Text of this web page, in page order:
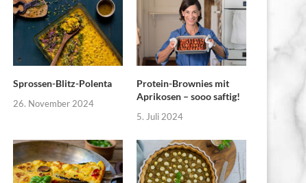
Sprossen-Blitz-Polenta
26. November 2024
Protein-Brownies mit
Aprikosen – sooo saftig!
5. Juli 2024